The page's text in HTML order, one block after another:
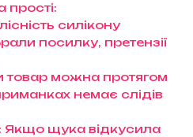
прості:
силікону
посилку, претензії
товар можна протягом
немає слідів
Якщо щука відкусила